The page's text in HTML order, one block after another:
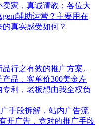
家，真诚请教：各位大
辅助运营？主要用在
真实感受如何？
行之有效的推广方案。
品，客单价300美金左
利，老板想由我全权负
手段拆解，站内广告流
开广告，竞对的推广手段